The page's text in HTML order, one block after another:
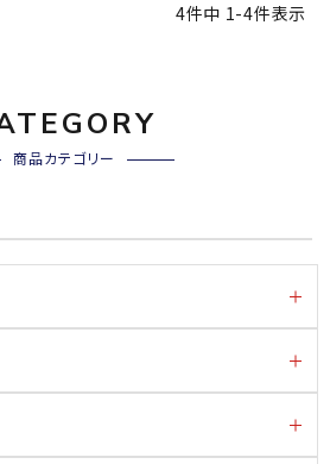
4件中 1-4件表示
商品カテゴリー